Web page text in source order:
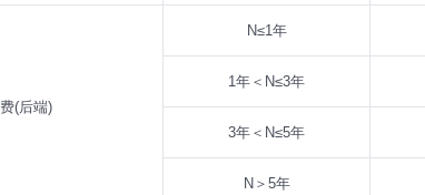
(后端)
N≤1年
1年＜N≤3年
3年＜N≤5年
N＞5年